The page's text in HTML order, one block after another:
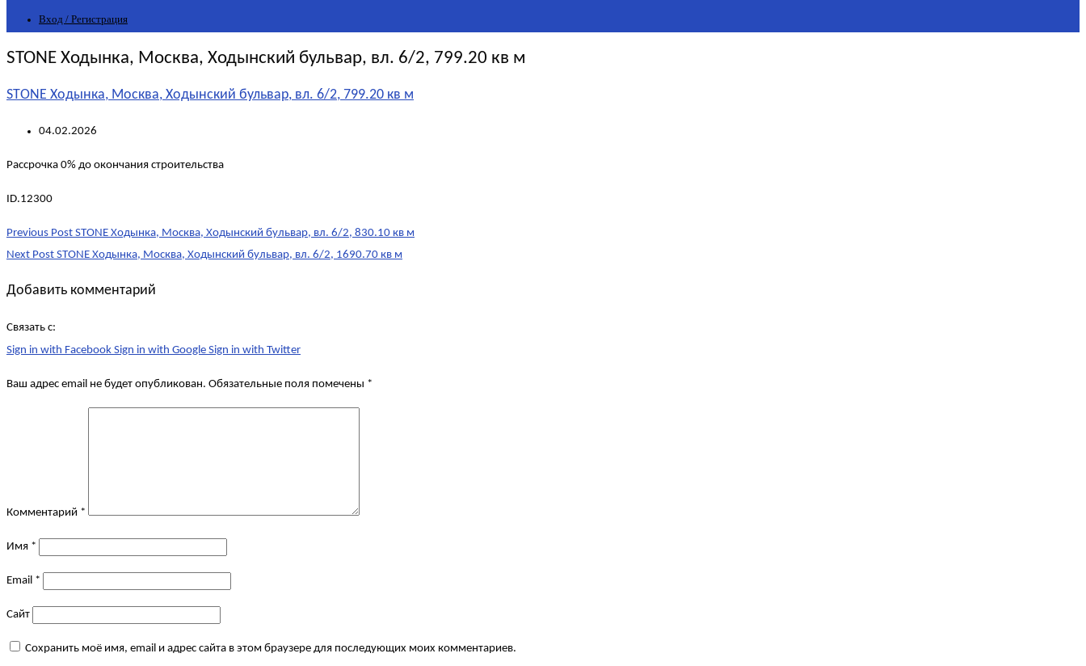
Вход / Регистрация
STONE Ходынка, Москва, Ходынский бульвар, вл. 6/2, 799.20 кв м
STONE Ходынка, Москва, Ходынский бульвар, вл. 6/2, 799.20 кв м
04.02.2026
Рассрочка 0% до окончания строительства
ID.12300
Post
navigation
Previous Post STONE Ходынка, Москва, Ходынский бульвар, вл. 6/2, 830.10 кв м
Next Post STONE Ходынка, Москва, Ходынский бульвар, вл. 6/2, 1690.70 кв м
Добавить комментарий
Связать с:
Sign in with Facebook Sign in with Google Sign in with Twitter
Ваш адрес email не будет опубликован. Обязательные поля помечены *
Комментарий *
Имя *
Email *
Сайт
Сохранить моё имя, email и адрес сайта в этом браузере для последующих моих комментариев.